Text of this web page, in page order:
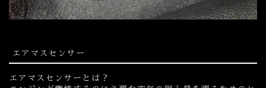
エアマスセンサー
エアマスセンサーとは？